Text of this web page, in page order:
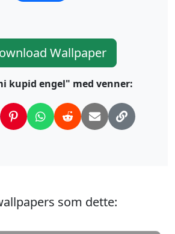
Wallpaper
kupid engel" med venner:
som dette: